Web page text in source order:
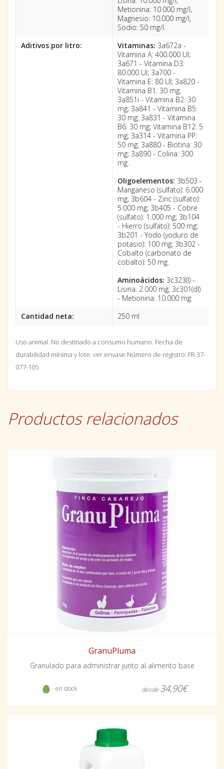
Metionina: 10.000 mg/l,
Magnesio: 10.000 mg/l,
Sodio: 50 mg/l.
Aditivos por litro:
Vitaminas: 3a672a -
Vitamina A: 400.000 UI;
3a671 - Vitamina D3:
80.000 UI; 3a700 -
Vitamina E: 80 UI; 3a820 -
Vitamina B1: 30 mg;
3a851i - Vitamina B2: 30
mg; 3a841 - Vitamina B5:
30 mg; 3a831 - Vitamina
B6: 30 mg; Vitamina B12: 5
mg; 3a314 - Vitamina PP:
50 mg; 3a880 - Biotina: 30
mg; 3a890 - Colina: 300
mg.
Oligoelementos: 3b503 -
Manganeso (sulfato): 6.000
mg; 3b604 - Zinc (sulfato):
5.000 mg; 3b405 - Cobre
(sulfato): 1.000 mg; 3b104
- Hierro (sulfato): 500 mg;
3b201 - Yodo (yoduro de
potasio): 100 mg; 3b302 -
Cobalto (carbonato de
cobalto): 50 mg.
Aminoácidos: 3c323(l) -
Lisina: 2.000 mg; 3c301(dl)
- Metionina: 10.000 mg.
Cantidad neta:
250 ml
Uso animal. No destinado a consumo humano. Fecha de
durabilidad mínima y lote: ver envase Número de registro: FR 37-
077-105
Productos relacionados
GranuPluma
Granulado para administrar junto al alimento base
- en stock desde 34,90€